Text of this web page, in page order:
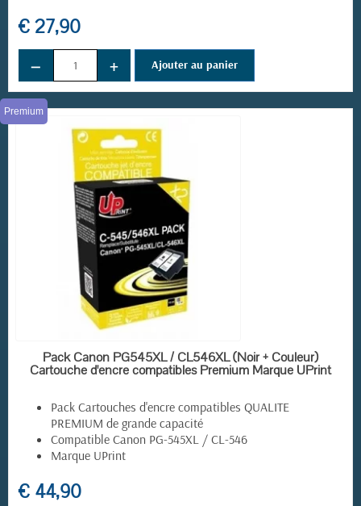
(8 avis)
€ 27,90
− + Ajouter au panier
EN STOCK
Premium
Pack Canon PG545XL / CL546XL (Noir + Couleur)
Cartouche d'encre compatibles Premium Marque UPrint
Pack Cartouches d'encre compatibles QUALITE
PREMIUM de grande capacité
Compatible Canon PG-545XL / CL-546
Marque UPrint
€ 44,90